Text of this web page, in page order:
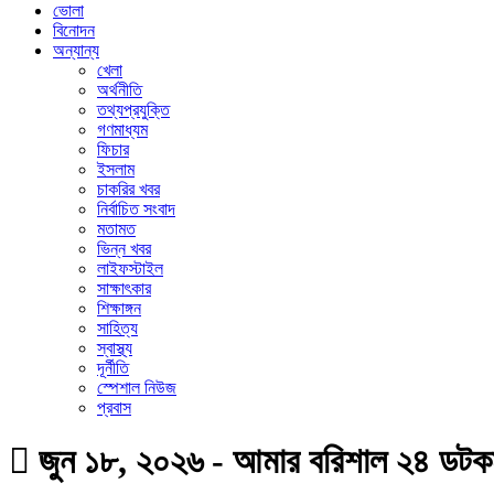
ভোলা
বিনোদন
অন্যান্য
খেলা
অর্থনীতি
তথ্যপ্রযুক্তি
গণমাধ্যম
ফিচার
ইসলাম
চাকরির খবর
নির্বাচিত সংবাদ
মতামত
ভিন্ন খবর
লাইফস্টাইল
সাক্ষাৎকার
শিক্ষাঙ্গন
সাহিত্য
স্বাস্থ্য
দূর্নীতি
স্পেশাল নিউজ
প্রবাস
জুন ১৮, ২০২৬ - আমার বরিশাল ২৪